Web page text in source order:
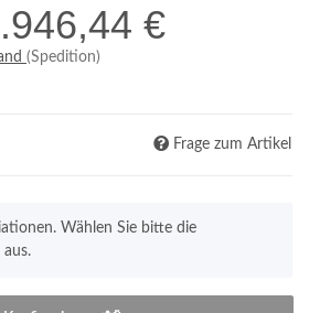
€
(Spedition)
Frage zum Artikel
Wählen Sie bitte die